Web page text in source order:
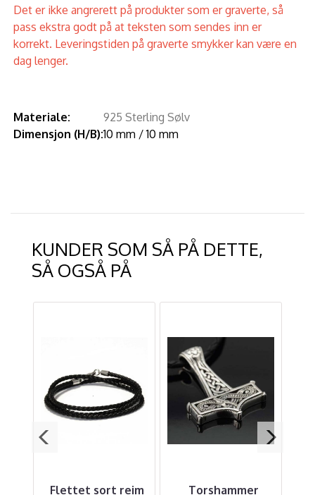
Det er ikke angrerett på produkter som er graverte, så
pass ekstra godt på at teksten som sendes inn er
korrekt. Leveringstiden på graverte smykker kan være en
dag lenger.
Materiale:
925 Sterling Sølv
Dimensjon (H/B):10 mm / 10 mm
KUNDER SOM SÅ PÅ DETTE,
SÅ OGSÅ PÅ
Flettet sort reim Torshammer